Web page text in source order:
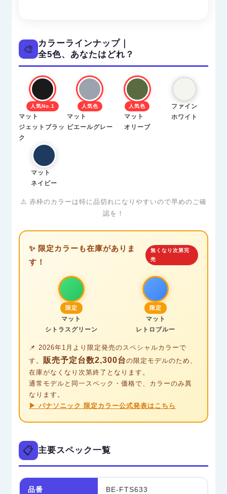
🎨
カラーラインナップ｜
全5色、あなたはどれ？
人気No.1
マット
ジェットブラッ
ク
人気色
マット
ピエールグレー
人気色
マット
オリーブ
ファイン
ホワイト
マット
ネイビー
⚠️ 赤枠のカラーは特に品切れになりやすいので早めのご確
認を！
✨ 限定カラーも在庫がありま
す！
無くなり次第完
売
限定
マット
シトラスグリーン
限定
マット
レトロブルー
📌 2026年1月より限定発売のスペシャルカラーで
す。 販売予定台数2,300台の限定モデルのため、
在庫がなくなり次第終了となります。
通常モデルと同一スペック・価格で、カラーのみ異
なります。
▶ パナソニック 限定カラー公式発表はこちら
📋 主要スペック一覧
品番 BE-FTS633